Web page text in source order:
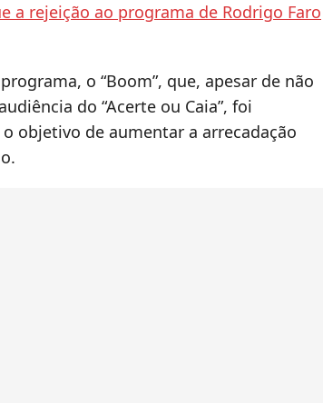
a rejeição ao programa de Rodrigo Faro
o “Boom”, que, apesar de não
do “Acerte ou Caia”, foi
objetivo de aumentar a arrecadação